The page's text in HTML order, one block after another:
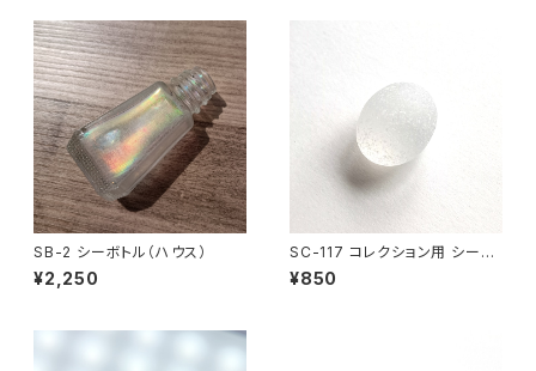
SB-2 シーボトル（ハウス）
¥2,250
SC-117 コレクション用 シーグ
ラス（白色）
¥850